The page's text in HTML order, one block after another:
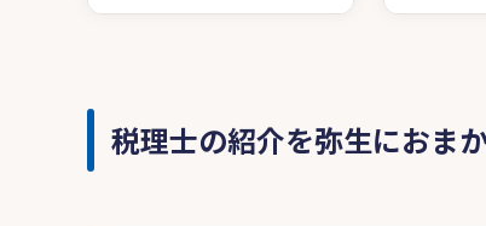
税理士の紹介を弥生におま